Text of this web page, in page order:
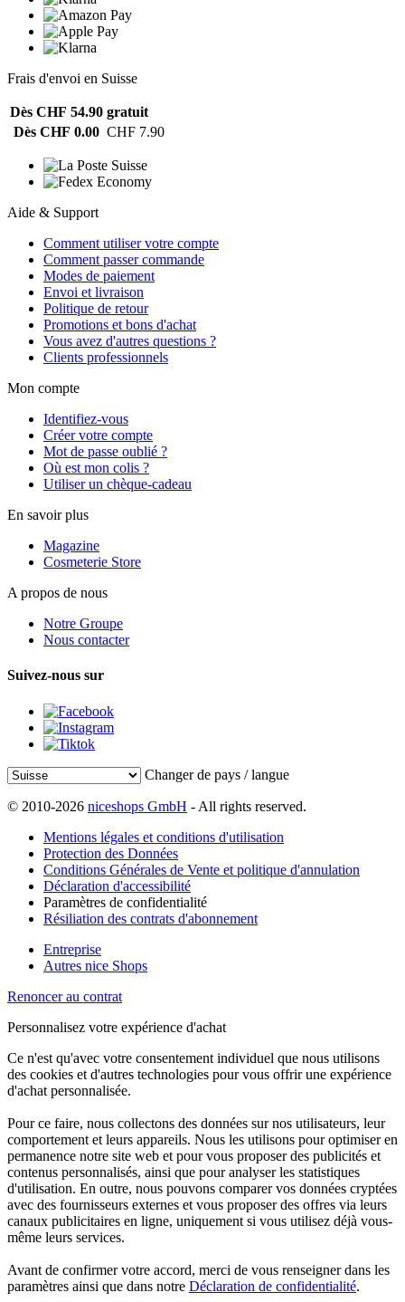
Frais d'envoi en Suisse
Dès CHF 54.90 gratuit
Dès CHF 0.00 CHF 7.90
Aide & Support
Comment utiliser votre compte
Comment passer commande
Modes de paiement
Envoi et livraison
Politique de retour
Promotions et bons d'achat
Vous avez d'autres questions ?
Clients professionnels
Mon compte
Identifiez-vous
Créer votre compte
Mot de passe oublié ?
Où est mon colis ?
Utiliser un chèque-cadeau
En savoir plus
Magazine
Cosmeterie Store
A propos de nous
Notre Groupe
Nous contacter
Suivez-nous sur
Changer de pays / langue
© 2010-2026 niceshops GmbH - All rights reserved.
Mentions légales et conditions d'utilisation
Protection des Données
Conditions Générales de Vente et politique d'annulation
Déclaration d'accessibilité
Paramètres de confidentialité
Résiliation des contrats d'abonnement
Entreprise
Autres nice Shops
Renoncer au contrat
Personnalisez votre expérience d'achat
Ce n'est qu'avec votre consentement individuel que nous utilisons
des cookies et d'autres technologies pour vous offrir une expérience
d'achat personnalisée.
Pour ce faire, nous collectons des données sur nos utilisateurs, leur
comportement et leurs appareils. Nous les utilisons pour optimiser en
permanence notre site web et pour vous proposer des publicités et
contenus personnalisés, ainsi que pour analyser les statistiques
d'utilisation. En outre, nous pouvons comparer vos données cryptées
avec des fournisseurs externes et vous proposer des offres via leurs
canaux publicitaires en ligne, uniquement si vous utilisez déjà vous-
même leurs services.
Avant de confirmer votre accord, merci de vous renseigner dans les
paramètres ainsi que dans notre Déclaration de confidentialité.